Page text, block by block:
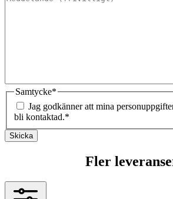
Samtycke*
Jag godkänner att mina
bli kontaktad.*
Skicka
Fler